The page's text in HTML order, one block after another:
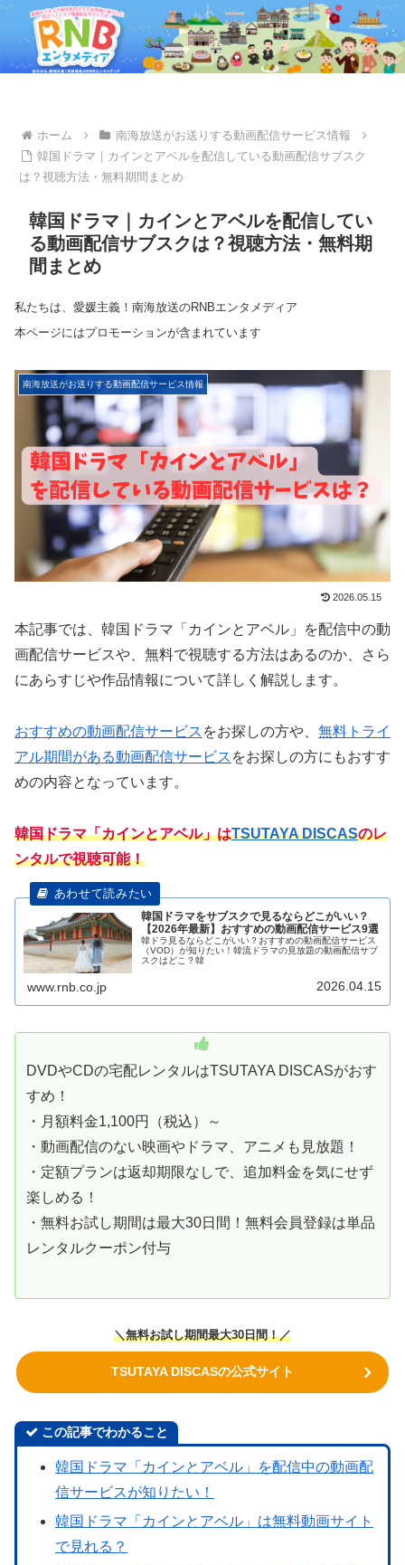
ホーム
南海放送がお送りする動画配信サービス情報
韓国ドラマ｜カインとアベルを配信している動画配信サブスク
は？視聴方法・無料期間まとめ
韓国ドラマ｜カインとアベルを配信してい
る動画配信サブスクは？視聴方法・無料期
間まとめ
私たちは、愛媛主義！南海放送のRNBエンタメディア
本ページにはプロモーションが含まれています
南海放送がお送りする動画配信サービス情報
2026.05.15
本記事では、韓国ドラマ「カインとアベル」を配信中の動
画配信サービスや、無料で視聴する方法はあるのか、さら
にあらすじや作品情報について詳しく解説します。
おすすめの動画配信サービス をお探しの方や、 無料トライ
アル期間がある動画配信サービス をお探しの方にもおすす
めの内容となっています。
韓国ドラマ「カインとアベル」はTSUTAYA DISCASのレ
ンタルで視聴可能！
韓国ドラマをサブスクで見るならどこがいい？
【2026年最新】おすすめの動画配信サービス9選
韓ドラ見るならどこがいい？おすすめの動画配信サービス
（VOD）が知りたい！韓流ドラマの見放題の動画配信サブ
スクはどこ？韓
www.rnb.co.jp 2026.04.15
DVDやCDの宅配レンタルはTSUTAYA DISCASがおす
すめ！
・月額料金1,100円（税込）～
・動画配信のない映画やドラマ、アニメも見放題！
・定額プランは返却期限なしで、追加料金を気にせず
楽しめる！
・無料お試し期間は最大30日間！無料会員登録は単品
レンタルクーポン付与
＼無料お試し期間最大30日間！／
TSUTAYA DISCASの公式サイト
この記事でわかること
韓国ドラマ「カインとアベル」を配信中の動画配
信サービスが知りたい！
韓国ドラマ「カインとアベル」は無料動画サイト
で見れる？